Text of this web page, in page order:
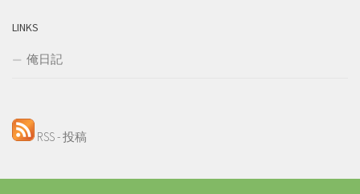
LINKS
俺日記
RSS - 投稿